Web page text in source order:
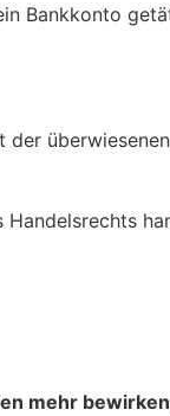
Bankkonto
mehr bewirken